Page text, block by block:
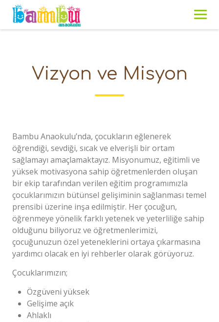
Skip
content
Vizyon ve Misyon
Bambu Anaokulu’nda, çocukların eğlenerek
öğrendiği, sevdiği, sıcak ve elverişli bir ortam
sağlamayı amaçlamaktayız. Misyonumuz, eğitimli ve
yüksek motivasyona sahip öğretmenlerden oluşan
bir ekip tarafından verilen eğitim programımızla
çocuklarımızın bütünsel gelişiminin sağlanması temel
prensibi üzerine inşa edilmiştir. Her çocuğun,
öğrenmeye yönelik farklı yetenek ve yeterliliğe sahip
olduğunu biliyoruz ve öğretmenlerimizi,
çocuğunuzun özel yeteneklerini ortaya çıkarmasına
yardımcı olacak en iyi rehberler olarak görüyoruz.
Çocuklarımızın;
Özgüveni yüksek
Gelişime açık
Ahlaklı